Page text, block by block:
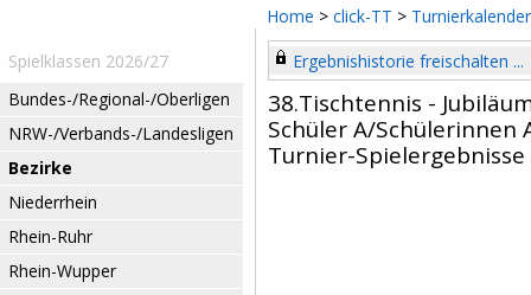
Home > click-TT > Turnierkalender
Spielklassen 2026/27
Bundes-/Regional-/Oberligen
NRW-/Verbands-/Landesligen
Bezirke
Niederrhein
Rhein-Ruhr
Rhein-Wupper
Ergebnishistorie freischalten ...
38.Tischtennis -
Schüler A/Schülerinnen
Turnier-Spielergebnisse